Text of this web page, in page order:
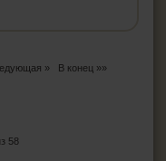
» В конец »»
58